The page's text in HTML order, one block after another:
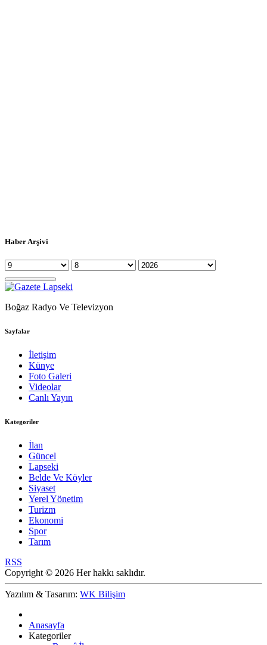
Haber Arşivi
Boğaz Radyo Ve Televizyon
Sayfalar
İletişim
Künye
Foto Galeri
Videolar
Canlı Yayın
Kategoriler
İlan
Güncel
Lapseki
Belde Ve Köyler
Siyaset
Yerel Yönetim
Turizm
Ekonomi
Spor
Tarım
RSS
Copyright © 2026 Her hakkı saklıdır.
Yazılım & Tasarım: WK Bilişim
Anasayfa
Kategoriler